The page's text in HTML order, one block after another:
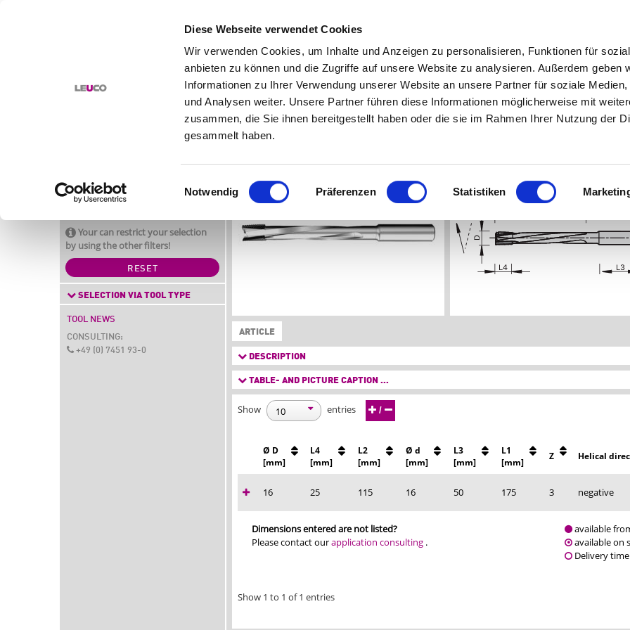
Diese Webseite verwendet Cookies
Wir verwenden Cookies, um Inhalte und Anzeigen zu personalisieren, Funktionen für
anbieten zu können und die Zugriffe auf unsere Website zu analysieren. Außerdem geben
Informationen zu Ihrer Verwendung unserer Website an unsere Partner für soziale Medien,
und Analysen weiter. Unsere Partner führen diese Informationen möglicherweise mit
zusammen, die Sie ihnen bereitgestellt haben oder die sie im Rahmen Ihrer Nutzung der
gesammelt haben.
Einwilligungsauswahl
Notwendig Präferenzen Statistiken
SOLUTIONS SERVICES ABOUT LEUCO
FEATURES
LEUCO PRODUCT NAMES
Your can restrict your selection
by using the other filters!
RESET
SELECTION VIA TOOL TYPE
TOOL NEWS
CONSULTING:
+49 (0) 7451 93-0
HOME PRODUCTS SHANK-TYPE CUTTERS VHW STRAIGHT SHANK-TYPE CUTTERS
LOCK-CASE ROUGHING CUTTERS VHW - NEGATIVE
ARTICLE
DESCRIPTION
TABLE- AND PICTURE CAPTION ...
Show entries /
Ø D
[mm]
L4
[mm]
L2
[mm]
Ø d
[mm]
L3
[mm]
L1
[mm]
Z Helical
Dimensions entered are not listed?
Please contact ourapplication consulting.
available
available on
Delivery
16 25 115 16 50 175 3 negative
Show 1 to 1 of 1 entries